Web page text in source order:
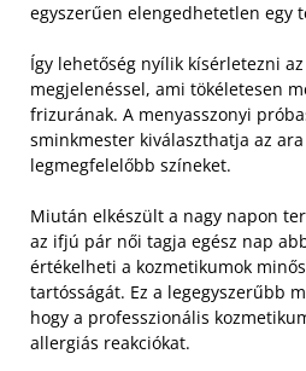
egyszerűen elengedhetetlen egy
Így lehetőség nyílik kísérletezni
megjelenéssel, ami tökéletesen
frizurának. A menyasszonyi
sminkmester kiválaszthatja az
legmegfelelőbb színeket.
Miután elkészült a nagy napon
az ifjú pár női tagja egész nap
értékelheti a kozmetikumok
tartósságát. Ez a legegyszerűbb
hogy a professzionális
allergiás reakciókat.